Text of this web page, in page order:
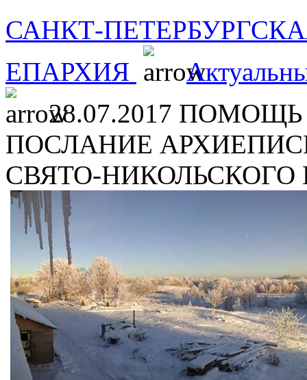
САНКТ-
ЕПАРХИЯ
28.07.2017
ПОСЛАНИЕ
СВЯТО-НИКОЛЬСКОГО